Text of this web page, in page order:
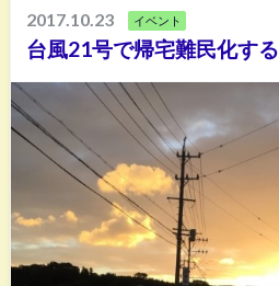
2017.10.23 イベント
台風21号で帰宅難民化する